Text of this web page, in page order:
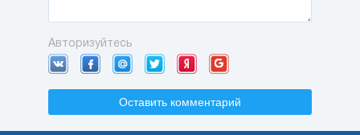
Авторизуйтесь
Оставить комментарий